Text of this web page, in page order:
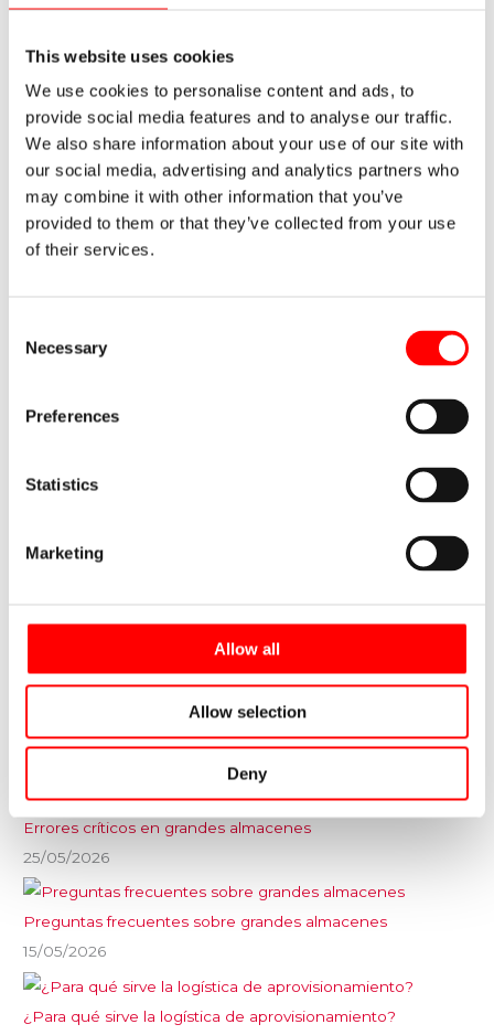
This website uses cookies
We use cookies to personalise content and ads, to
provide social media features and to analyse our traffic.
We also share information about your use of our site with
our social media, advertising and analytics partners who
may combine it with other information that you’ve
provided to them or that they’ve collected from your use
of their services.
Selection
Necessary
Preferences
Statistics
Marketing
Allow all
Allow selection
Deny
El almacén y la función logística en la
empresa
1 comentario Almacenaje Noega Systems
Quién hace qué y responsabilidades
dentro del almacén
Deja un comentario
Cierres Modulares de Seguridad.
Espacios aislados en áreas de trabajo
Deja un comentario Noega Systems
Últimas entradas
Diseño de almacenes a medida
22/06/2026
Preguntas frecuentes sobre almacenes automáticos
Errores críticos en grandes almacenes
25/05/2026
Preguntas frecuentes sobre grandes almacenes
15/05/2026
¿Para qué sirve la logística de aprovisionamiento?